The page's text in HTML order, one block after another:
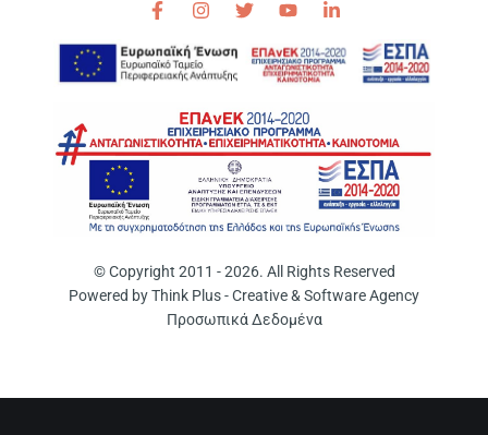
© Copyright 2011 - 2026. All Rights Reserved
Powered byThink Plus - Creative & Software Agency
Προσωπικά Δεδομένα